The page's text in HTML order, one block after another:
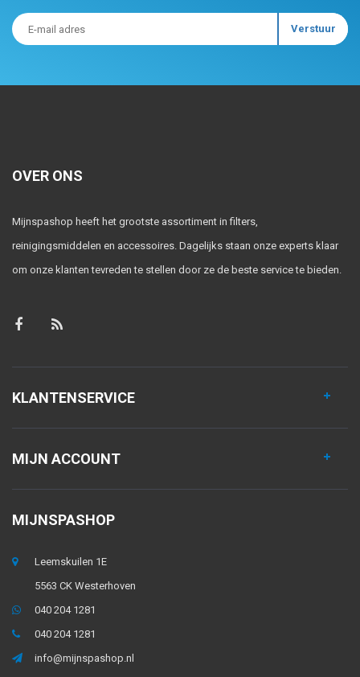
OVER ONS
Mijnspashop heeft het grootste assortiment in filters,
reinigingsmiddelen en accessoires. Dagelijks staan onze experts klaar
om onze klanten tevreden te stellen door ze de beste service te bieden.
KLANTENSERVICE
MIJN ACCOUNT
MIJNSPASHOP
Leemskuilen 1E
5563 CK Westerhoven
040 204 1281
040 204 1281
info@mijnspashop.nl